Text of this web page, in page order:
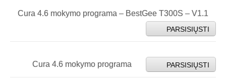
Cura 4.6 mokymo programa – BestGee T300S – V1.1
PARSISIŲSTI
Cura 4.6 mokymo programa PARSISIŲSTI